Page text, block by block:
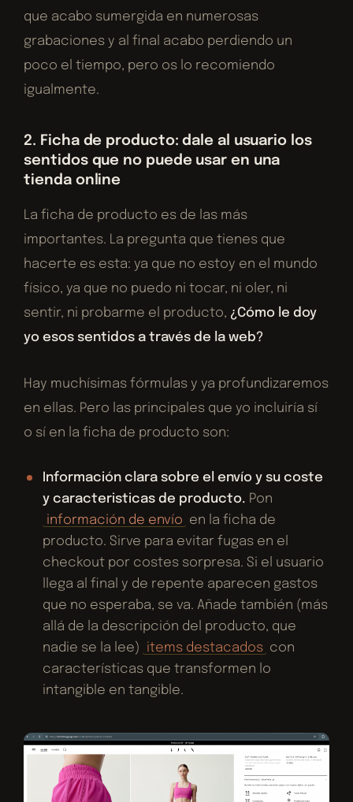
que acabo sumergida en numerosas
grabaciones y al final acabo perdiendo un
poco el tiempo, pero os lo recomiendo
igualmente.
2. Ficha de producto: dale al usuario los
sentidos que no puede usar en una
tienda online
La ficha de producto es de las más
importantes. La pregunta que tienes que
hacerte es esta: ya que no estoy en el mundo
físico, ya que no puedo ni tocar, ni oler, ni
sentir, ni probarme el producto, ¿Cómo le doy
yo esos sentidos a través de la web?
Hay muchísimas fórmulas y ya profundizaremos
en ellas. Pero las principales que yo incluiría sí
o sí en la ficha de producto son:
Información clara sobre el envío y su coste
y caracteristicas de producto. Pon
información de envío en la ficha de
producto. Sirve para evitar fugas en el
checkout por costes sorpresa. Si el usuario
llega al final y de repente aparecen gastos
que no esperaba, se va. Añade también (más
allá de la descripción del producto, que
nadie se la lee)
items destacados con
características que transformen lo
intangible en tangible.